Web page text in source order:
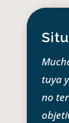
tuya
no